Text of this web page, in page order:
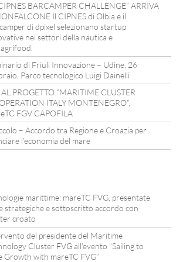
BARCAMPER CHALLENGE” ARRIVA
Il CIPNES di Olbia e il
di dpixel selezionano startup
nei settori della nautica e
di Friuli Innovazione – Udine, 26
Parco tecnologico Luigi Dainelli
PROGETTO “MARITIME CLUSTER
ITALY MONTENEGRO”,
FGV CAPOFILA
– Accordo tra Regione e Croazia per
l’economia del mare
marittime: mareTC FVG, presentate
strategiche e sottoscritto accordo con
croato
del presidente del Maritime
Cluster FVG all’evento “Sailing to
Growth with mareTC FVG”